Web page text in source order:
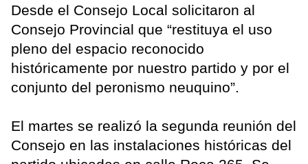
Desde el Consejo Local solicitaron al
Consejo Provincial que “restituya el uso
pleno del espacio reconocido
históricamente por nuestro partido y por el
conjunto del peronismo neuquino”.
El martes se realizó la segunda reunión del
Consejo en las instalaciones históricas del